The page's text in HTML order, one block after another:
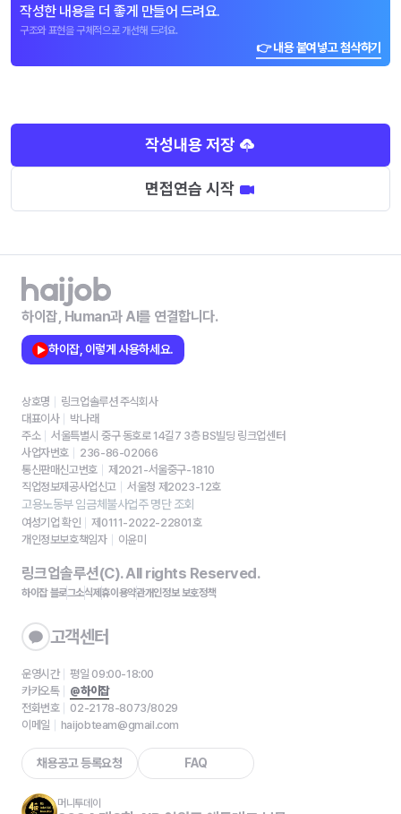
작성한 내용을 더 좋게 만들어 드려요.
구조와 표현을 구체적으로 개선해 드려요.
👉 내용 붙여넣고 첨삭하기
작성내용 저장
면접연습 시작
하이잡, Human과 AI를 연결합니다.
하이잡, 이렇게 사용하세요.
상호명
링크업솔루션 주식회사
대표이사
박나래
주소
서울특별시 중구 동호로 14길7 3층 BS빌딩 링크업센터
사업자번호
236-86-02066
통신판매신고번호
제2021-서울중구-1810
직업정보제공사업신고
서울청 제2023-12호
고용노동부 임금체불사업주 명단 조회
여성기업 확인
제0111-2022-22801호
개인정보보호책임자
이윤미
링크업솔루션(C). All rights Reserved.
하이잡 블로그소식제휴이용약관개인정보 보호정책
고객센터
운영시간
평일 09:00-18:00
카카오톡
@하이잡
전화번호
02-2178-8073/8029
이메일
haijobteam@gmail.com
채용공고 등록요청 FAQ
머니투데이